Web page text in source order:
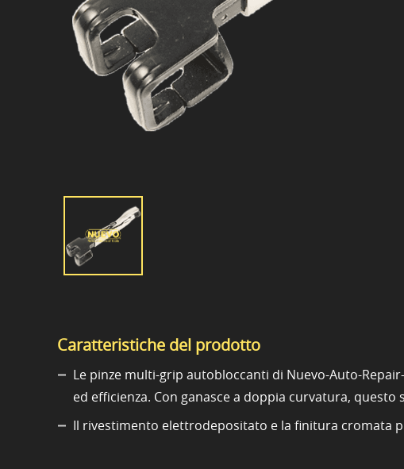
Caratteristiche del prodotto
Le pinze multi-grip autobloccanti di Nuevo-Auto-
ed efficienza. Con ganasce a doppia curvatura,
Il rivestimento elettrodepositato e la finitura cromata